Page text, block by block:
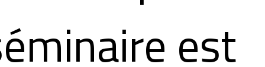
est